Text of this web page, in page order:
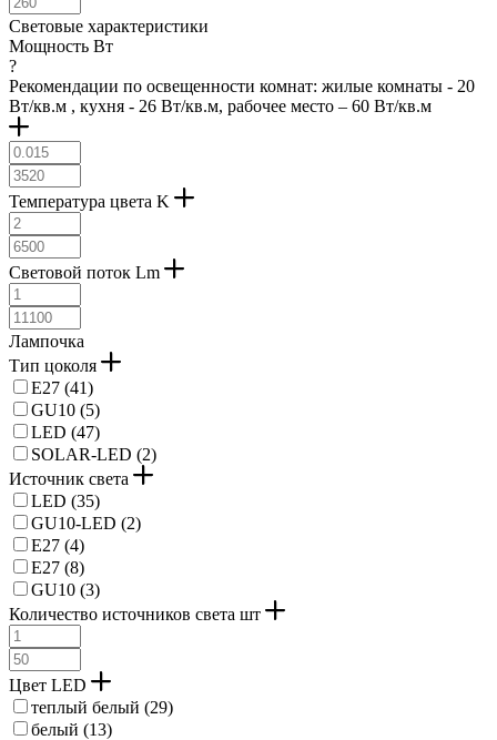
Световые характеристики
Мощность Вт
?
Рекомендации по освещенности комнат: жилые комнаты - 20
Вт/кв.м , кухня - 26 Вт/кв.м, рабочее место – 60 Вт/кв.м
Температура цвета K
Световой поток Lm
Лампочка
Тип цоколя
E27 (41)
GU10 (5)
LED (47)
SOLAR-LED (2)
Источник света
LED (35)
GU10-LED (2)
E27 (4)
Е27 (8)
GU10 (3)
Количество источников света шт
Цвет LED
теплый белый (29)
белый (13)